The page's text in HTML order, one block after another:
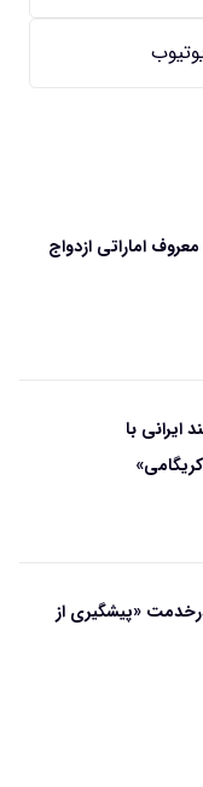
اماراتی ازدواج
ایرانی با
«پیشگیری از